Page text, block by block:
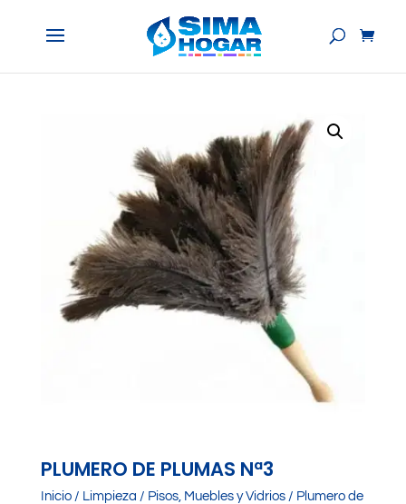
PLUMERO DE PLUMAS Nª3
Inicio/ Limpieza / Pisos, Muebles y Vidrios/ Plumero de